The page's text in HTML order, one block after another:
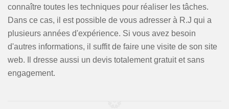
connaître toutes les techniques pour réaliser les tâches.
Dans ce cas, il est possible de vous adresser à R.J qui a
plusieurs années d'expérience. Si vous avez besoin
d'autres informations, il suffit de faire une visite de son site
web. Il dresse aussi un devis totalement gratuit et sans
engagement.